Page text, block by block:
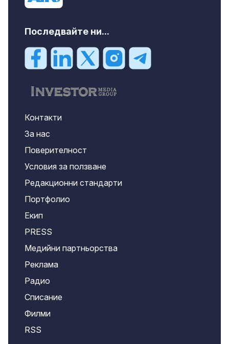
Последвайте ни...
Контакти
За нас
Поверителност
Условия за ползване
Редакционни стандарти
Портфолио
Екип
PRESS
Медийни партньорства
Реклама
Радио
Списание
Филми
RSS